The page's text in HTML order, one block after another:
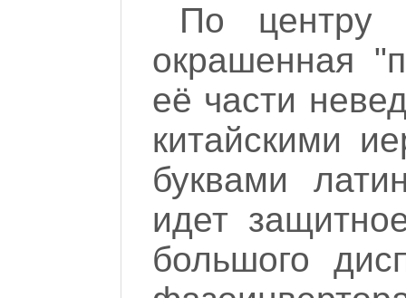
По центру
окрашенная
её части
китайскими
буквами
идет
большого